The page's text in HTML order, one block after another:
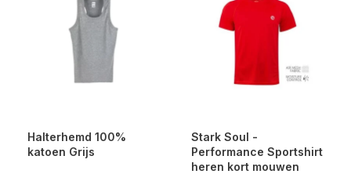
Halterhemd 100%
katoen Grijs
Stark Soul -
Performance Sportshirt
heren kort mouwen